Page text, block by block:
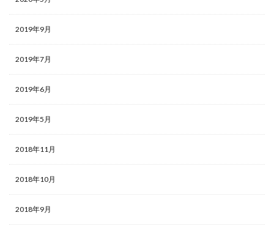
2019年9月
2019年7月
2019年6月
2019年5月
2018年11月
2018年10月
2018年9月